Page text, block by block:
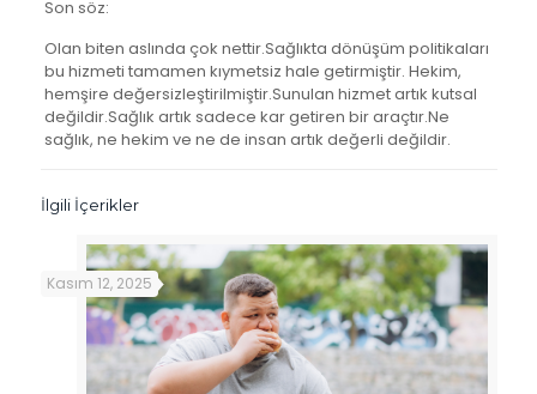
Son söz:
Olan biten aslında çok nettir.Sağlıkta dönüşüm politikaları
bu hizmeti tamamen kıymetsiz hale getirmiştir. Hekim,
hemşire değersizleştirilmiştir.Sunulan hizmet artık kutsal
değildir.Sağlık artık sadece kar getiren bir araçtır.Ne
sağlık, ne hekim ve ne de insan artık değerli değildir.
İlgili İçerikler
Kasım 12, 2025